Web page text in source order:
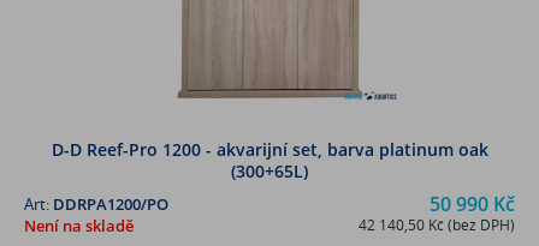
D-D Reef-Pro 1200 - akvarijní set, barva platinum oak
(300+65L)
50 990 Kč
42 140,50 Kč (bez DPH)
Art: DDRPA1200/PO
Není na skladě